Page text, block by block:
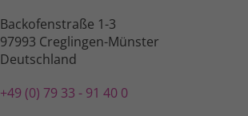
Backofenstraße 1-3
97993 Creglingen-Münster
Deutschland
+49 (0) 79 33 - 91 40 0